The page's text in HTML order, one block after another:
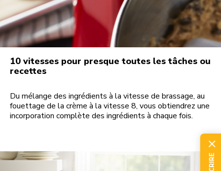
10 vitesses pour presque toutes les tâches ou
recettes
Du mélange des ingrédients à la vitesse de brassage, au
fouettage de la crème à la vitesse 8, vous obtiendrez une
incorporation complète des ingrédients à chaque fois.